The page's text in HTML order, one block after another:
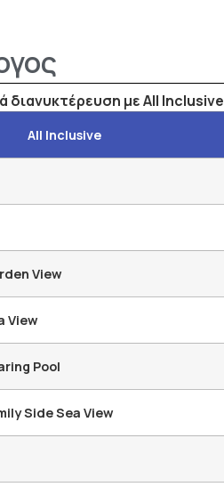
διανυκτέρευση με All Inclusive
All Inclusive
View
View
Pool
Side Sea View